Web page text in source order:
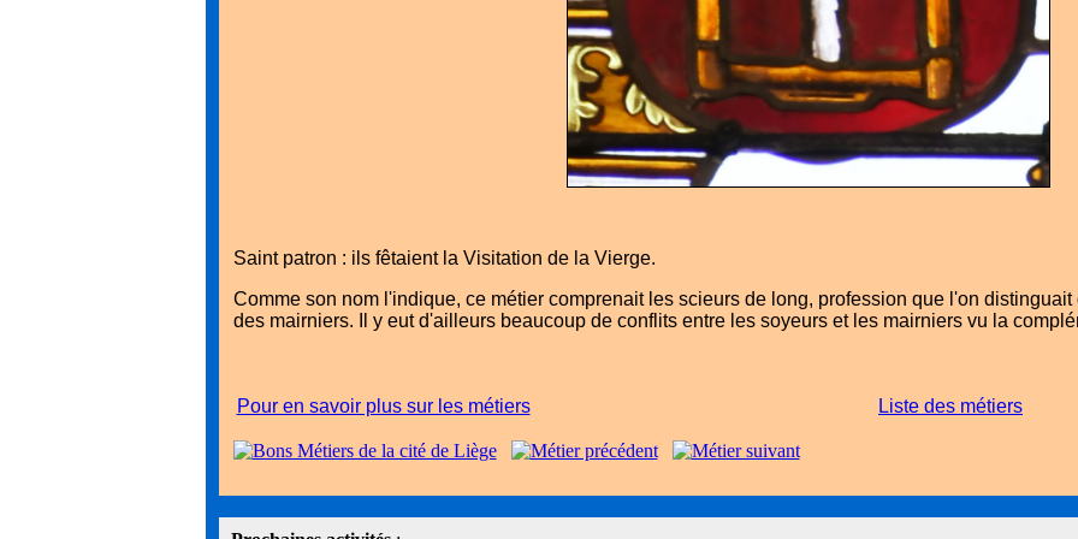
Saint patron : ils fêtaient la Visitation de la Vierge.
Comme son nom l'indique, ce métier comprenait les scieurs de long, profession que l'on
des mairniers. Il y eut d'ailleurs beaucoup de conflits entre les soyeurs et les mairniers vu la
Pour en savoir plus sur les métiers Liste des métiers